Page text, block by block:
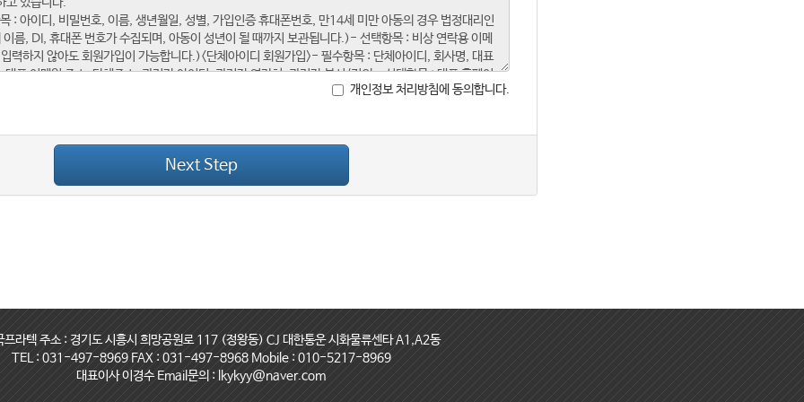
개인정보 처리방침에 동의합니다.
Next Step
라텍 주소 : 경기도 시흥시 희망공원로 117 (정왕동) CJ 대한통운 시화물류센타 A1,A2동
TEL : 031-497-8969 FAX : 031-497-8968 Mobile : 010-5217-8969
대표이사 이경수 Email문의 : lkykyy@naver.com